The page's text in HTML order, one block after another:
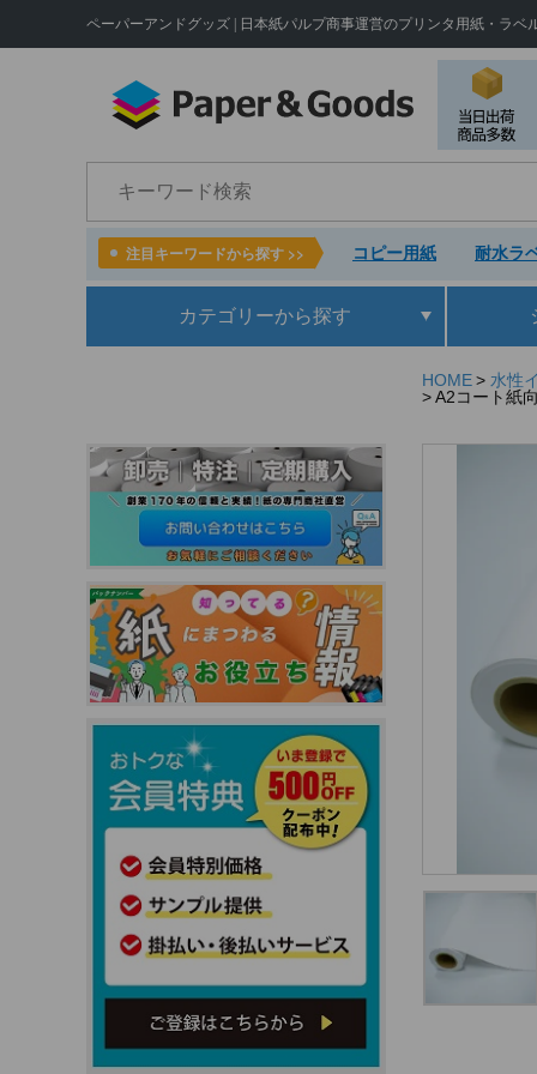
ペーパーアンドグッズ | 日本紙パルプ商事運営のプリンタ用紙・ラベ
注目キーワードから探す >> コピー用紙 耐水ラ
カテゴリーから探す
HOME
水性
A2コート紙